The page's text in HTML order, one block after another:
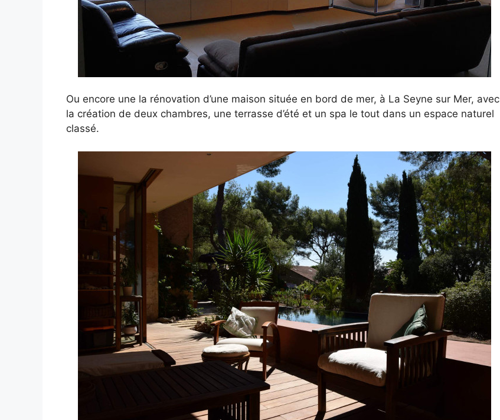
Ou encore une la rénovation d’une maison située en bord de mer, à La Seyne sur Mer, avec
la création de deux chambres, une terrasse d’été et un spa le tout dans un espace naturel
classé.